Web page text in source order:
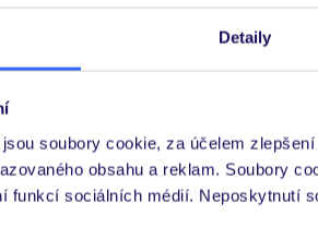
Detaily
soubory cookie, za účelem
obsahu a reklam. Soubory
funkcí sociálních médií. Neposkytnutí
za poplatek
obchod se
trezor na recepci